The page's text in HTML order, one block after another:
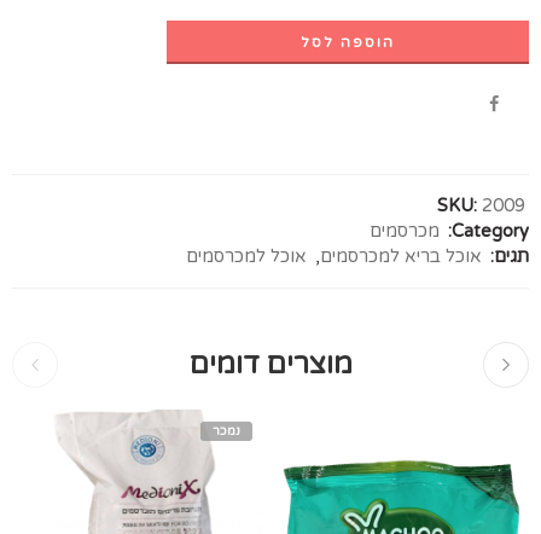
הוספה לסל
SKU: 2009
Category:
מכרסמים
תגים: אוכל בריא למכרסמים, אוכל למכרסמים
מוצרים דומים
נמכר